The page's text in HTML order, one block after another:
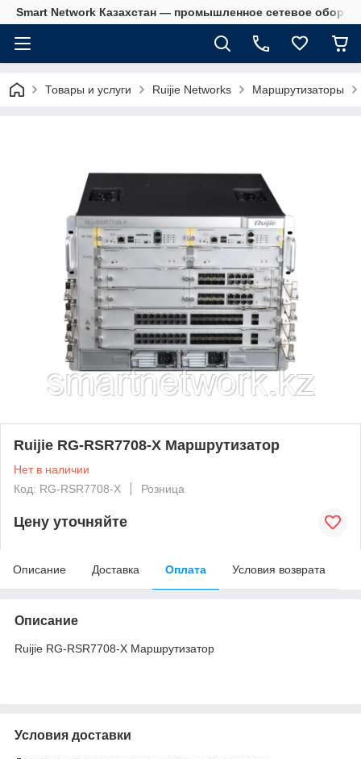
Smart Network Казахстан — промышленное сетевое
Товары и услуги Ruijie Networks Маршрутизаторы
Ruijie RG-RSR7708-X Маршрутизатор
Нет в наличии
Код: RG-RSR7708-X
Розница
Цену уточняйте
Описание Доставка Оплата Условия возврата
Описание
Ruijie RG-RSR7708-X Маршрутизатор
Условия доставки